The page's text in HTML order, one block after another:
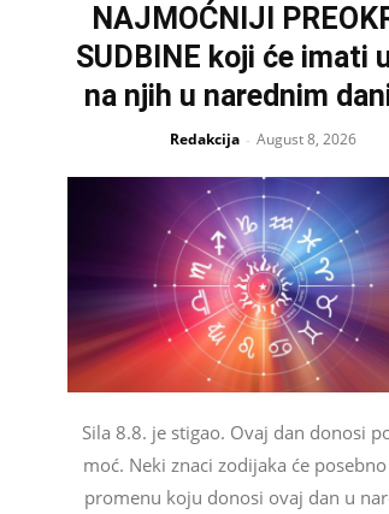
NAJMOĆNIJI
SUDBINE koji će imati
na njih u narednim
Redakcija - August 8, 2026
Sila 8.8. je stigao. Ovaj dan donosi
moć. Neki znaci zodijaka će
promenu koju donosi ovaj dan u